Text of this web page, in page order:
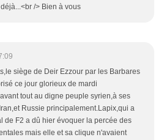
/> Bien à vous
siège de Deir Ezzour par les Barbares
ce jour glorieux de mardi
tout au digne peuple syrien,à ses
Russie principalement.Lapix,qui a
de F2 a dû hier évoquer la percée des
mais elle et sa clique n'avaient